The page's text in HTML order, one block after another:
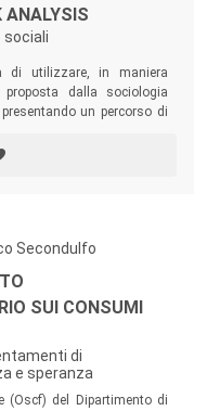
ANALYSIS
sociali
di utilizzare, in maniera
dalla sociologia
un percorso di
metodologica.
Secondulfo
SUI CONSUMI
di
e speranza
(Oscf) del Dipartimento di